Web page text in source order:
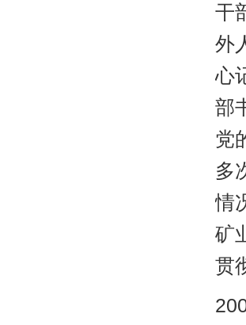
干
外
心
部
党
多
情
矿
贯